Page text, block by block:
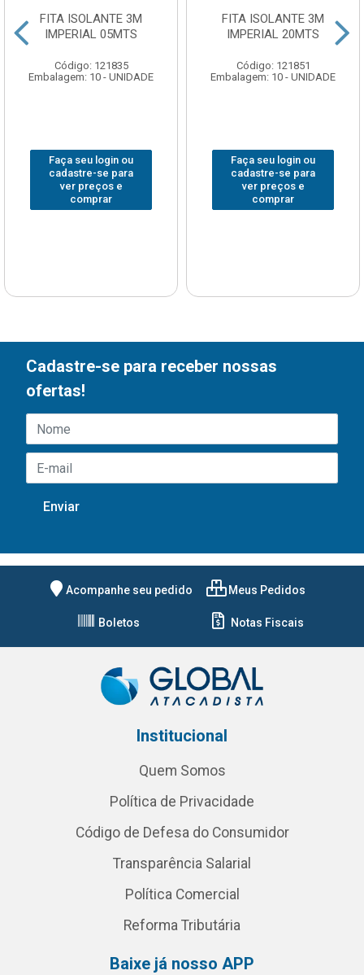
FITA ISOLANTE 3M
IMPERIAL 05MTS
Código: 121835
Embalagem: 10 - UNIDADE
Faça seu login ou
cadastre-se para
ver preços e
comprar
FITA ISOLANTE 3M
IMPERIAL 20MTS
Código: 121851
Embalagem: 10 - UNIDADE
Faça seu login ou
cadastre-se para
ver preços e
comprar
Cadastre-se para receber nossas
ofertas!
Acompanhe seu pedido Meus Pedidos
Boletos Notas Fiscais
Institucional
Quem Somos
Política de Privacidade
Código de Defesa do Consumidor
Transparência Salarial
Política Comercial
Reforma Tributária
Baixe já nosso APP